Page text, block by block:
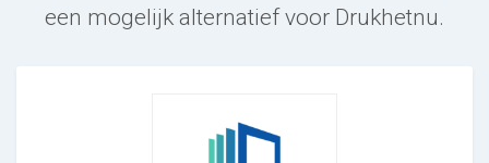
een mogelijk alternatief voor Drukhetnu.